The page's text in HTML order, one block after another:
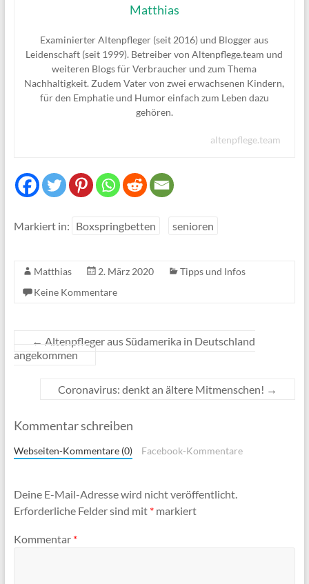
Matthias
Examinierter Altenpfleger (seit 2016) und Blogger aus
Leidenschaft (seit 1999). Betreiber von Altenpflege.team und
weiteren Blogs für Verbraucher und zum Thema
Nachhaltigkeit. Zudem Vater von zwei erwachsenen Kindern,
für den Emphatie und Humor einfach zum Leben dazu
gehören.
altenpflege.team
Markiert in: Boxspringbetten senioren
Matthias 2. März 2020
Tipps und Infos
Keine Kommentare
← Altenpfleger aus Südamerika in Deutschland
angekommen
Coronavirus: denkt an ältere Mitmenschen! →
Kommentar schreiben
Webseiten-Kommentare (0) Facebook-Kommentare
Deine E-Mail-Adresse wird nicht veröffentlicht.
Erforderliche Felder sind mit *markiert
Kommentar *